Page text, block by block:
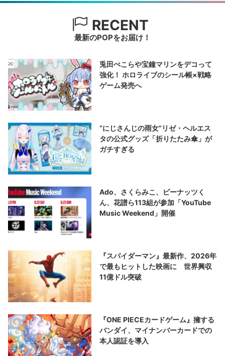
RECENT
最新のPOPをお届け！
兎田ぺこらや宝鐘マリンをデコって
強化！ ホロライブのシール帳×戦略
ゲーム発売へ
“にじさんじの雨女”リゼ・ヘルエス
タの公式グッズ「折りたたみ傘」が
ガチすぎる
Ado、さくらみこ、ピーナッツく
ん、花譜ら113組が参加「YouTube
Music Weekend」開催
『スパイダーマン』最新作、2026年
で最もヒットした映画に 世界興収
11億ドル突破
『ONE PIECEカードゲーム』擁する
バンダイ、マイナンバーカードでの
本人認証を導入